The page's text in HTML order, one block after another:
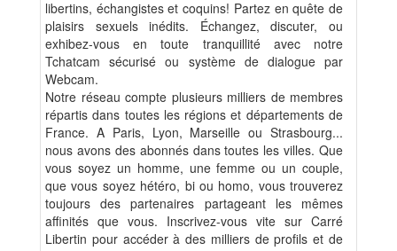
libertins, échangistes et coquins! Partez en quête de
plaisirs sexuels inédits. Échangez, discuter, ou
exhibez-vous en toute tranquillité avec notre
Tchatcam sécurisé ou système de dialogue par
Webcam.
Notre réseau compte plusieurs milliers de membres
répartis dans toutes les régions et départements de
France. A Paris, Lyon, Marseille ou Strasbourg...
nous avons des abonnés dans toutes les villes. Que
vous soyez un homme, une femme ou un couple,
que vous soyez hétéro, bi ou homo, vous trouverez
toujours des partenaires partageant les mêmes
affinités que vous. Inscrivez-vous vite sur Carré
Libertin pour accéder à des milliers de profils et de